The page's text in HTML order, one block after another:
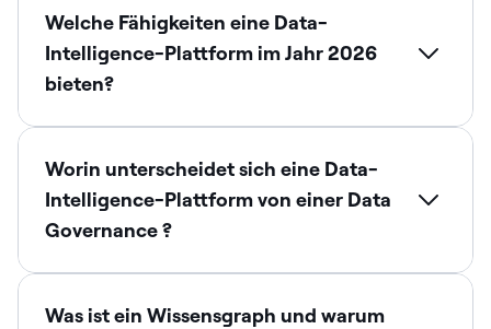
Welche Fähigkeiten eine Data-
Intelligence-Plattform im Jahr 2026
bieten?
Worin unterscheidet sich eine Data-
Intelligence-Plattform von einer Data
Governance ?
Was ist ein Wissensgraph und warum